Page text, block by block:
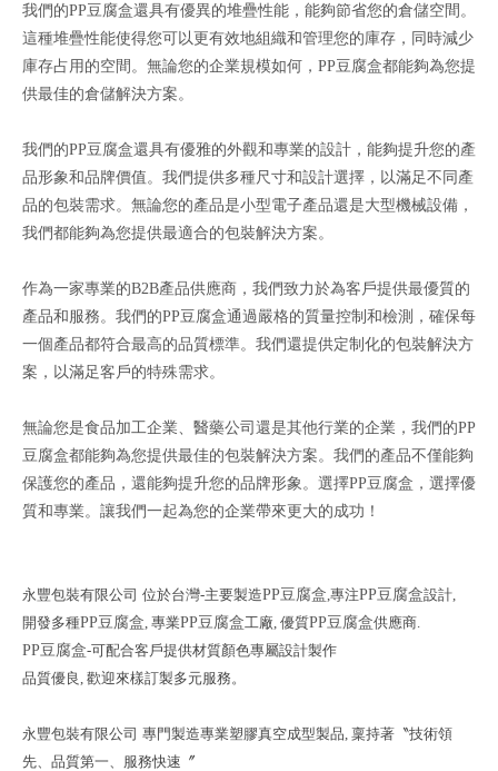
我們的PP豆腐盒還具有優異的堆疊性能，能夠節省您的倉儲空間。
這種堆疊性能使得您可以更有效地組織和管理您的庫存，同時減少
庫存占用的空間。無論您的企業規模如何，PP豆腐盒都能夠為您提
供最佳的倉儲解決方案。
我們的PP豆腐盒還具有優雅的外觀和專業的設計，能夠提升您的產
品形象和品牌價值。我們提供多種尺寸和設計選擇，以滿足不同產
品的包裝需求。無論您的產品是小型電子產品還是大型機械設備，
我們都能夠為您提供最適合的包裝解決方案。
作為一家專業的B2B產品供應商，我們致力於為客戶提供最優質的
產品和服務。我們的PP豆腐盒通過嚴格的質量控制和檢測，確保每
一個產品都符合最高的品質標準。我們還提供定制化的包裝解決方
案，以滿足客戶的特殊需求。
無論您是食品加工企業、醫藥公司還是其他行業的企業，我們的PP
豆腐盒都能夠為您提供最佳的包裝解決方案。我們的產品不僅能夠
保護您的產品，還能夠提升您的品牌形象。選擇PP豆腐盒，選擇優
質和專業。讓我們一起為您的企業帶來更大的成功！
永 豐包裝有限公司 位於台灣-主要製造PP豆腐盒 ,專注PP豆腐盒設計,
開發多種PP豆腐盒 , 專業PP豆腐盒工廠, 優質PP豆腐盒供應商.
PP豆腐盒-可配合客戶提供材質顏色專屬設計製作
品質優良, 歡迎來樣訂製多元服務。
永豐包裝有限公司 專門製造專業塑膠真空成型製品, 稟持著〝技術領
先、品質第一、服務快速〞